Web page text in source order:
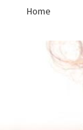
Home